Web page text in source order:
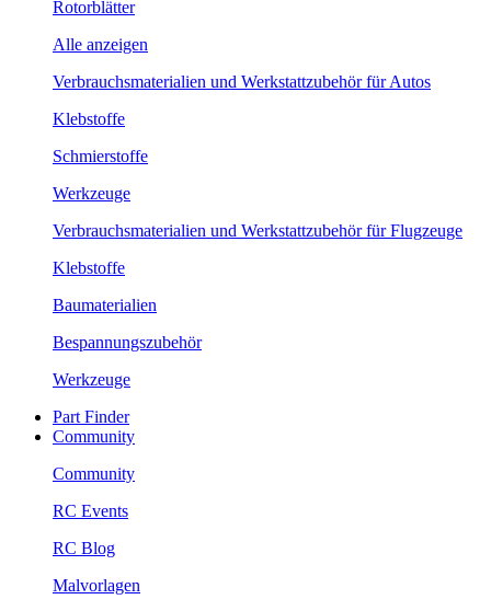
Rotorblätter
Alle anzeigen
Verbrauchsmaterialien und Werkstattzubehör für Autos
Klebstoffe
Schmierstoffe
Werkzeuge
Verbrauchsmaterialien und Werkstattzubehör für Flugzeuge
Klebstoffe
Baumaterialien
Bespannungszubehör
Werkzeuge
Part Finder
Community
Community
RC Events
RC Blog
Malvorlagen